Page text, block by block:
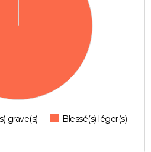
grave(s)
Blessé(s) léger(s)